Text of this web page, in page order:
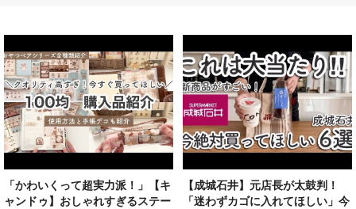
「かわいくって超実力派！」【キ
ャンドゥ】おしゃれすぎるステー
【成城石井】元店長が太鼓判！
「迷わずカゴに入れてほしい」今